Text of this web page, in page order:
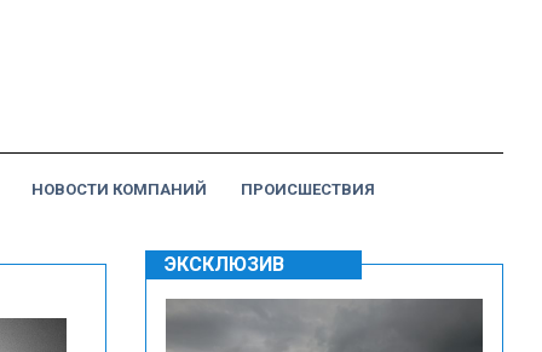
НОВОСТИ КОМПАНИЙ ПРОИСШЕСТВИЯ
ЭКСКЛЮЗИВ